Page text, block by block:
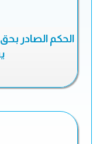
الحكم الصادر